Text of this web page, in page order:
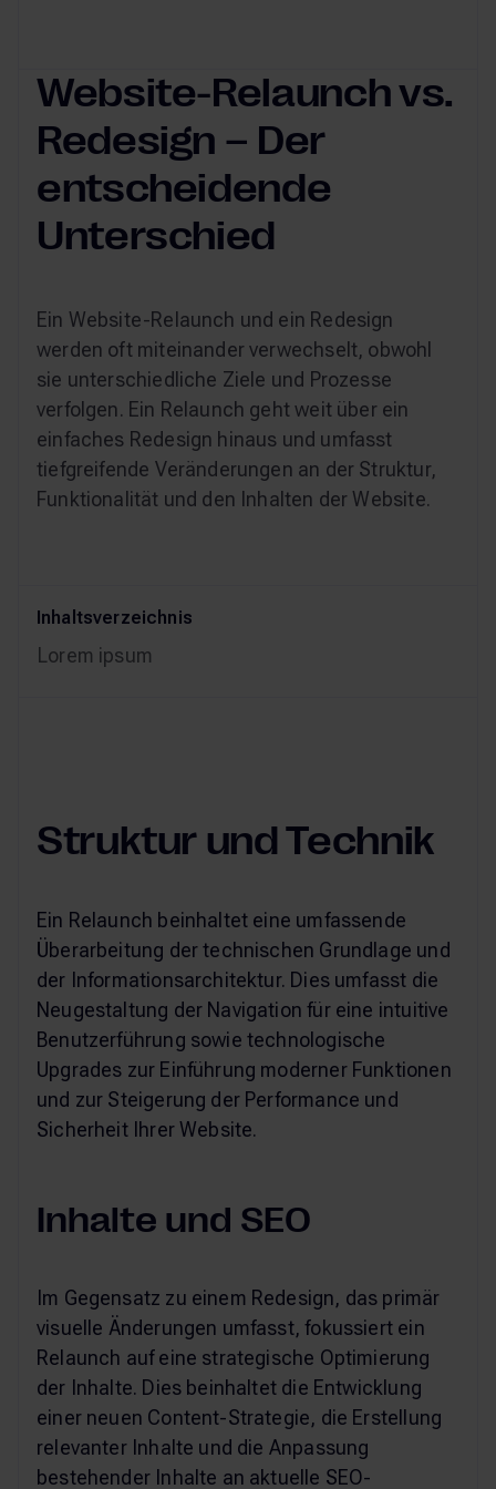
Website-Relaunch vs.
Redesign – Der
entscheidende
Unterschied
Ein Website-Relaunch und ein Redesign
werden oft miteinander verwechselt, obwohl
sie unterschiedliche Ziele und Prozesse
verfolgen. Ein Relaunch geht weit über ein
einfaches Redesign hinaus und umfasst
tiefgreifende Veränderungen an der Struktur,
Funktionalität und den Inhalten der Website.
Inhaltsverzeichnis
Lorem ipsum
Struktur und Technik
Ein Relaunch beinhaltet eine umfassende
Überarbeitung der technischen Grundlage und
der Informationsarchitektur. Dies umfasst die
Neugestaltung der Navigation für eine intuitive
Benutzerführung sowie technologische
Upgrades zur Einführung moderner Funktionen
und zur Steigerung der Performance und
Sicherheit Ihrer Website.
Inhalte und SEO
Im Gegensatz zu einem Redesign, das primär
visuelle Änderungen umfasst, fokussiert ein
Relaunch auf eine strategische Optimierung
der Inhalte. Dies beinhaltet die Entwicklung
einer neuen Content-Strategie, die Erstellung
relevanter Inhalte und die Anpassung
bestehender Inhalte an aktuelle SEO-